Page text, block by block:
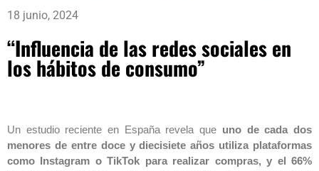
18 junio, 2024
“Influencia de las redes sociales en
los hábitos de consumo”
Un estudio reciente en España revela que uno de cada dos
menores de entre doce y diecisiete años utiliza plataformas
como Instagram o TikTok para realizar compras, y el 66%